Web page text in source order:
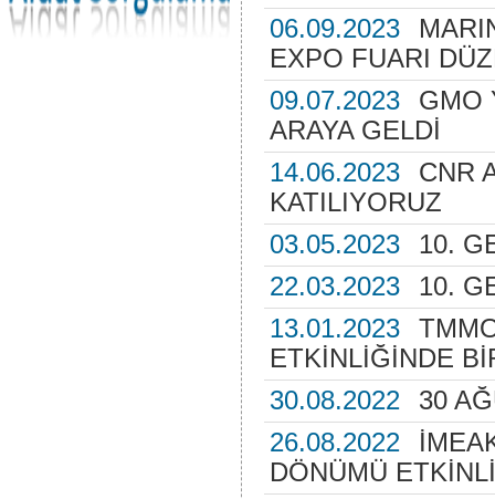
06.09.2023
EXPO FUARI
09.07.2023
GMO
ARAYA GELDİ
14.06.2023
CNR
KATILIYORUZ
03.05.2023
10.
22.03.2023
10.
13.01.2023
ETKİNLİĞİNDE
30.08.2022
30
26.08.2022
DÖNÜMÜ